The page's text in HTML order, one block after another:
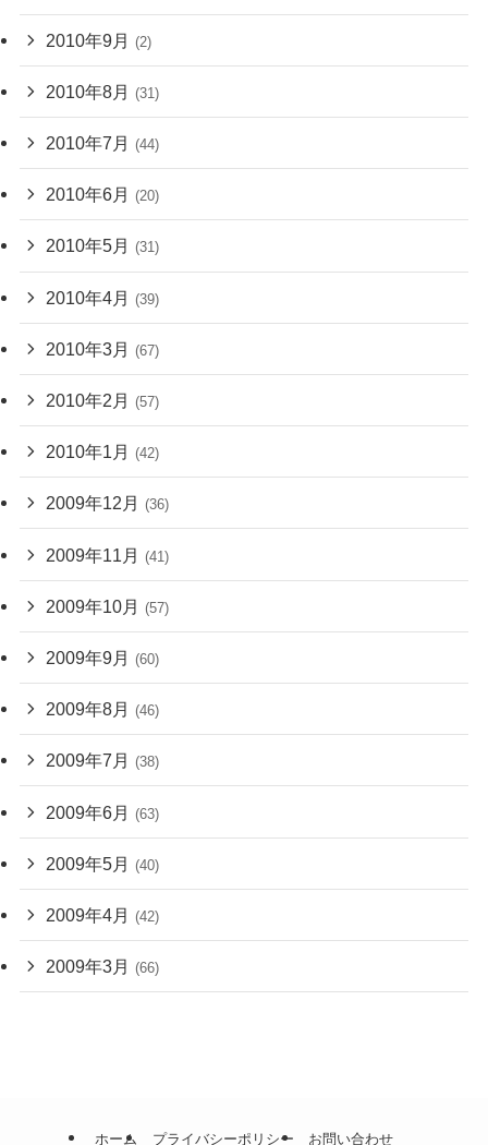
2010年9月 (2)
2010年8月 (31)
2010年7月 (44)
2010年6月 (20)
2010年5月 (31)
2010年4月 (39)
2010年3月 (67)
2010年2月 (57)
2010年1月 (42)
2009年12月 (36)
2009年11月 (41)
2009年10月 (57)
2009年9月 (60)
2009年8月 (46)
2009年7月 (38)
2009年6月 (63)
2009年5月 (40)
2009年4月 (42)
2009年3月 (66)
ホーム プライバシーポリシー お問い合わせ